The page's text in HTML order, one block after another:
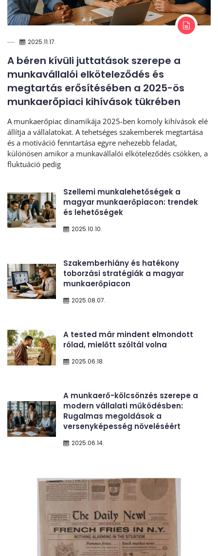
2025.11.17.
A béren kívüli juttatások szerepe a
munkavállalói elköteleződés és
megtartás erősítésében a 2025-ös
munkaerőpiaci kihívások tükrében
A munkaerőpiac dinamikája 2025-ben komoly kihívások elé
állítja a vállalatokat. A tehetséges szakemberek megtartása
és a motiváció fenntartása egyre nehezebb feladat,
különösen amikor a munkavállalói elköteleződés csökken, a
fluktuáció pedig
2025.10.10.
Szellemi munkalehetőségek a
magyar munkaerőpiacon: trendek
és lehetőségek
2025.08.07.
Szakemberhiány és hatékony
toborzási stratégiák a magyar
munkaerőpiacon
2025.06.18.
A tested már mindent elmondott
rólad, mielőtt szóltál volna
2025.06.14.
A munkaerő-kölcsönzés szerepe a
modern vállalati működésben:
Rugalmas megoldások a
versenyképesség növeléséért